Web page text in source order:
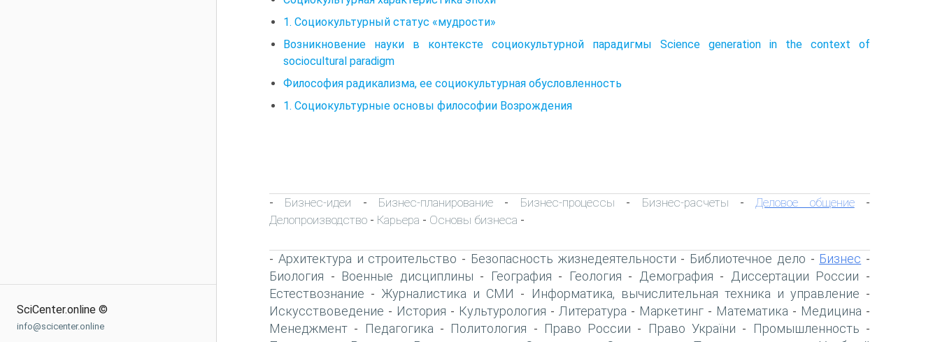
SciCenter.online ©
info@scicenter.online
1. Социокультурный статус «мудрости»
Возникновение науки в контексте социокультурной парадигмы Science generation in the context of
sociocultural paradigm
Философия радикализма, ее социокультурная обусловленность
1. Социокультурные основы философии Возрождения
- Бизнес-идеи - Бизнес-планирование - Бизнес-процессы - Бизнес-расчеты - Деловое общение-
Делопроизводство - Карьера - Основы бизнеса -
- Архитектура и строительство - Безопасность жизнедеятельности - Библиотечное дело - Бизнес -
Биология - Военные дисциплины - География - Геология - Демография - Диссертации России -
Естествознание - Журналистика и СМИ - Информатика, вычислительная техника и управление -
Искусствоведение - История - Культурология - Литература - Маркетинг - Математика - Медицина -
Менеджмент - Педагогика - Политология - Право России - Право України - Промышленность -